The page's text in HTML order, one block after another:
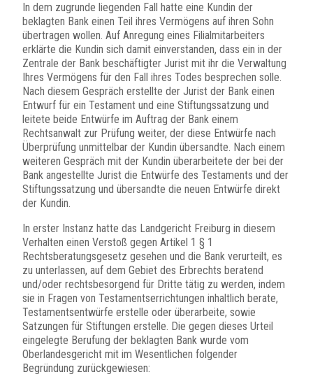
In dem zugrunde liegenden Fall hatte eine Kundin der
beklagten Bank einen Teil ihres Vermögens auf ihren Sohn
übertragen wollen. Auf Anregung eines Filialmitarbeiters
erklärte die Kundin sich damit einverstanden, dass ein in der
Zentrale der Bank beschäftigter Jurist mit ihr die Verwaltung
Ihres Vermögens für den Fall ihres Todes besprechen solle.
Nach diesem Gespräch erstellte der Jurist der Bank einen
Entwurf für ein Testament und eine Stiftungssatzung und
leitete beide Entwürfe im Auftrag der Bank einem
Rechtsanwalt zur Prüfung weiter, der diese Entwürfe nach
Überprüfung unmittelbar der Kundin übersandte. Nach einem
weiteren Gespräch mit der Kundin überarbeitete der bei der
Bank angestellte Jurist die Entwürfe des Testaments und der
Stiftungssatzung und übersandte die neuen Entwürfe direkt
der Kundin.
In erster Instanz hatte das Landgericht Freiburg in diesem
Verhalten einen Verstoß gegen Artikel 1 § 1
Rechtsberatungsgesetz gesehen und die Bank verurteilt, es
zu unterlassen, auf dem Gebiet des Erbrechts beratend
und/oder rechtsbesorgend für Dritte tätig zu werden, indem
sie in Fragen von Testamentserrichtungen inhaltlich berate,
Testamentsentwürfe erstelle oder überarbeite, sowie
Satzungen für Stiftungen erstelle. Die gegen dieses Urteil
eingelegte Berufung der beklagten Bank wurde vom
Oberlandesgericht mit im Wesentlichen folgender
Begründung zurückgewiesen: